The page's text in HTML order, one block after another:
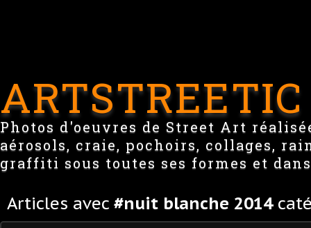
ARTSTREETIC
Photos d'oeuvres de Street Art
aérosols, craie, pochoirs, collages,
graffiti sous toutes ses formes et
Articles avec #nuit blanche 2014